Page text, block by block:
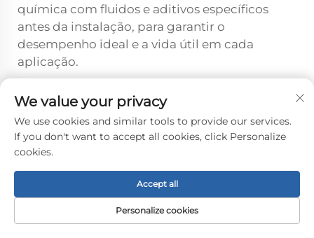
química com fluidos e aditivos específicos
antes da instalação, para garantir o
desempenho ideal e a vida útil em cada
aplicação.
Quais são as principais
considerações para a instalação de
mangueiras de silicone reforçadas?
A instalação adequada de mangueiras
especificações do raio mínimo de curvatura
para evitar amassamentos e concentrações de
tensão. Os sistemas de fixação devem utilizar
We value your privacy
We use cookies and similar tools to provide our services.
If you don't want to accept all cookies, click Personalize
cookies.
Personalize cookies
Accept all